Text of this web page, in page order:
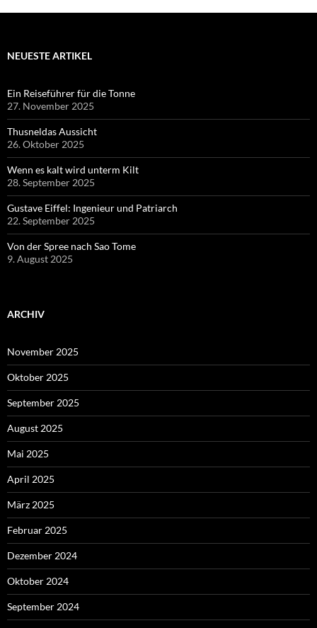
NEUESTE ARTIKEL
Ein Reiseführer für die Tonne
27. November 2025
Thusneldas Aussicht
26. Oktober 2025
Wenn es kalt wird unterm Kilt
28. September 2025
Gustave Eiffel: Ingenieur und Patriarch
22. September 2025
Von der Spree nach Sao Tome
9. August 2025
ARCHIV
November 2025
Oktober 2025
September 2025
August 2025
Mai 2025
April 2025
März 2025
Februar 2025
Dezember 2024
Oktober 2024
September 2024